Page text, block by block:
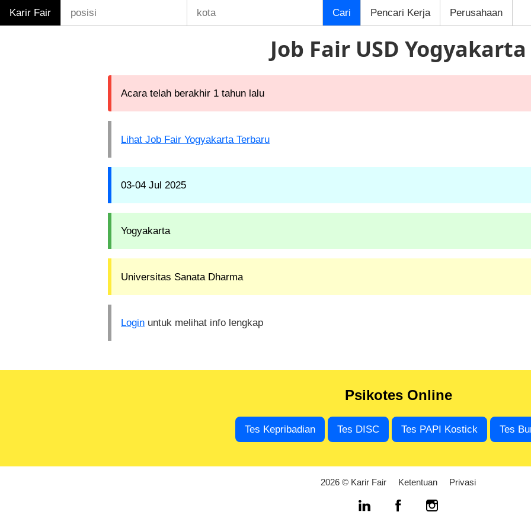
Karir Fair Cari Pencari Kerja Perusahaan
Job Fair USD Yogyakarta
Acara telah berakhir 1 tahun lalu
Lihat Job Fair Yogyakarta Terbaru
03-04 Jul 2025
Yogyakarta
Universitas Sanata Dharma
Login untuk melihat info lengkap
Psikotes Online
Tes Kepribadian Tes DISC Tes PAPI Kostick Tes
2026 © Karir Fair Ketentuan Privasi